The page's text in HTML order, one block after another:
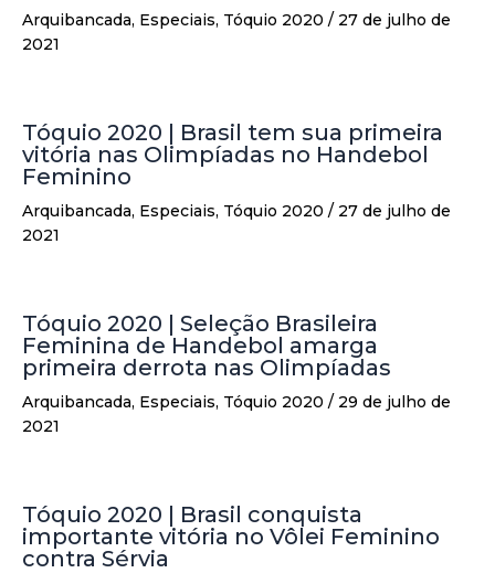
Arquibancada, Especiais, Tóquio 2020 / 27 de julho de
2021
Tóquio 2020 | Brasil tem sua primeira
vitória nas Olimpíadas no Handebol
Feminino
Arquibancada, Especiais, Tóquio 2020 / 27 de julho de
2021
Tóquio 2020 | Seleção Brasileira
Feminina de Handebol amarga
primeira derrota nas Olimpíadas
Arquibancada, Especiais, Tóquio 2020 / 29 de julho de
2021
Tóquio 2020 | Brasil conquista
importante vitória no Vôlei Feminino
contra Sérvia